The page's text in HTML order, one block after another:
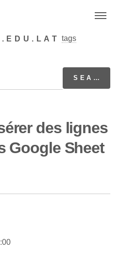
tags
des lignes
Google Sheet